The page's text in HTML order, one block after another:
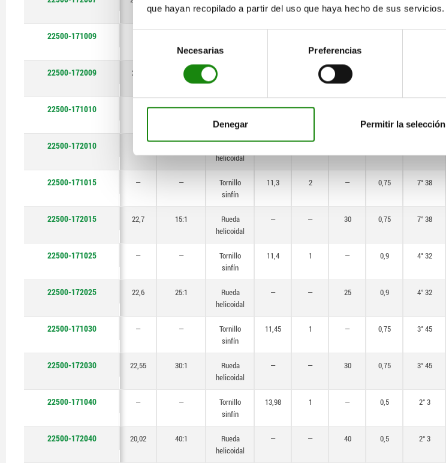
que hayan recopilado a partir del uso que haya hecho de sus servicios.
consentimiento
Necesarias Preferencias
Denegar Permitir la selección
helicoidal
22500-171009
sinfín
22500-172009 20,6 9:1 27
22500-171010 —
Tornillo
sinfín
11 3
22500-172010
helicoidal
22500-171015 — —
Tornillo
sinfín
11,3 2 — 0,75 7° 38
22500-172015 22,7 15:1
Rueda
helicoidal
— — 30 0,75 7° 38
22500-171025 — —
Tornillo
sinfín
11,4 1 — 0,9 4° 32
22500-172025 22,6 25:1
Rueda
helicoidal
— — 25 0,9 4° 32
22500-171030 — —
Tornillo
sinfín
11,45 1 — 0,75 3° 45
22500-172030 22,55 30:1
Rueda
helicoidal
— — 30 0,75 3° 45
22500-171040 — —
Tornillo
sinfín
13,98 1 — 0,5 2° 3
22500-172040 20,02 40:1
Rueda
helicoidal
— — 40 0,5 2° 3